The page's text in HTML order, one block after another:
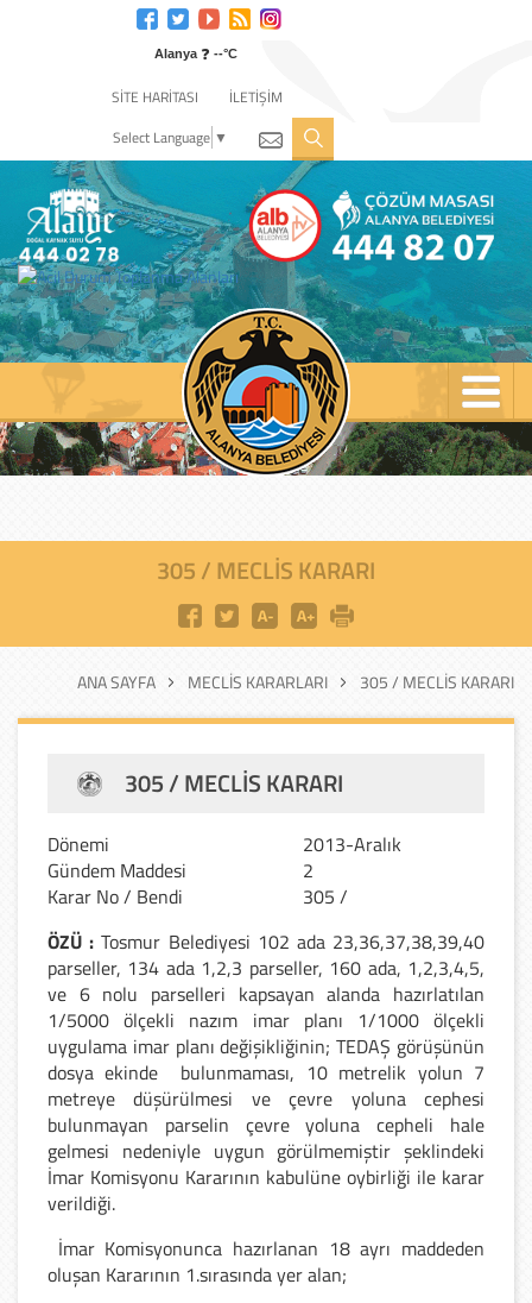
Alanya ❓ --°C
SİTE HARİTASI
İLETİŞİM
Select Language ▼
305 / MECLIS KARARI
ANA SAYFA MECLIS KARARLARI 305 / MECLIS KARARI
305 / MECLIS KARARI
Dönemi
2013-Aralık
Gündem Maddesi
2
Karar No / Bendi
305 /
ÖZÜ : Tosmur Belediyesi 102 ada 23,36,37,38,39,40
parseller, 134 ada 1,2,3 parseller, 160 ada, 1,2,3,4,5,
ve 6 nolu parselleri kapsayan alanda hazırlatılan
1/5000 ölçekli nazım imar planı 1/1000 ölçekli
uygulama imar planı değişikliğinin; TEDAŞ görüşünün
dosya ekinde
bulunmaması, 10 metrelik yolun 7
metreye düşürülmesi ve çevre yoluna cephesi
bulunmayan parselin çevre yoluna cepheli hale
gelmesi nedeniyle uygun görülmemiştir şeklindeki
İmar Komisyonu Kararının kabulüne oybirliği ile karar
verildiği.
İmar Komisyonunca hazırlanan 18 ayrı maddeden
oluşan Kararının 1.sırasında yer alan;